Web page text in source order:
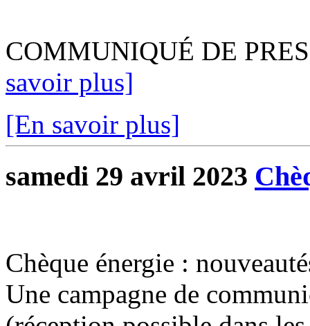
COMMUNIQUÉ DE
savoir plus]
[En savoir plus]
samedi 29 avril 2023
Chèque énergie :
Une campagne de